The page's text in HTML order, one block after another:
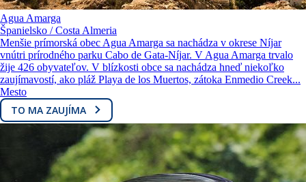
Agua Amarga
Španielsko / Costa Almeria
Menšie prímorská obec Agua Amarga sa nachádza v okrese Níjar
vnútri prírodného parku Cabo de Gata-Níjar. V Agua Amarga trvalo
žije 426 obyvateľov. V blízkosti obce sa nachádza hneď niekoľko
zaujímavostí, ako pláž Playa de los Muertos, zátoka Enmedio Creek...
Mesto
TO MA ZAUJÍMA